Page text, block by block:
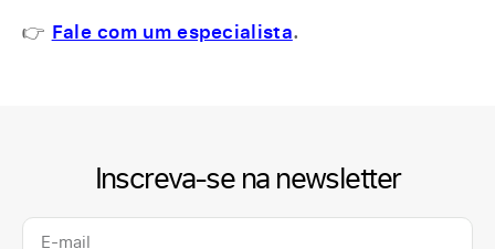
👉 Fale com um especialista.
Inscreva-se na newsletter